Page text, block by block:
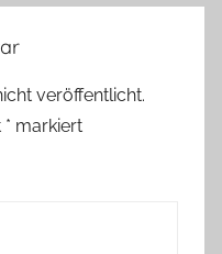
veröffentlicht.
* markiert